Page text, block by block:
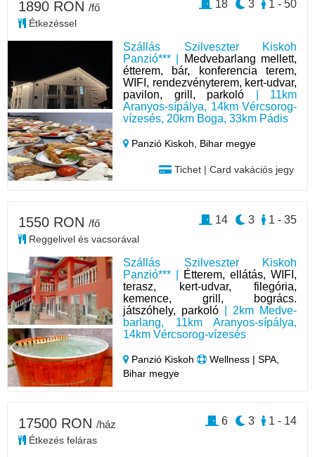
Szállás Szilveszter Kiskoh
Panzió*** |
Medvebarlang mellett,
étterem, bár, konferencia terem,
WIFI, rendezvényterem, kert-udvar,
pavilon, grill, parkoló | 11km
Aranyos-sípálya, 14km Vércsorog-
vízesés, 20km Boga, 33km Pádis
Panzió Kiskoh, Bihar megye
Tichet | Card vakációs jegy
1890 RON /fő
Étkezéssel
1 - 50
3
18
Szállás Szilveszter Kiskoh
Panzió*** |
Étterem, ellátás, WIFI,
terasz, kert-udvar, filegória,
kemence, grill, bogrács.
játszóhely, parkoló | 2km Medve-
barlang, 11km Aranyos-sípálya,
14km Vércsorog-vízesés
Panzió Kiskoh
Wellness | SPA,
Bihar megye
1550 RON /fő
Reggelivel és vacsorával
1 - 35
3
14
17500 RON /ház
Étkezés feláras
1 - 14
3
6